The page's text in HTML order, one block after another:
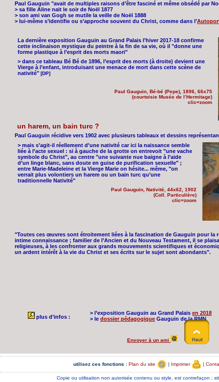
Paul Gauguin "avait de multiples raisons d’être fasciné et même obsédé par
> sa fille Aline nait le soir de Noël 1877
> son ami van Gogh se mutile la veille de Noël 1888
> lui-même s’identifie ou s’approche souvent du Christ, comme dans l’
La dernière exposition Gauguin au Grand Palais l’hiver 2017-18 confirme
cette inclinaison mystique du peintre à la fin de sa vie, où il "donne une
forme plastique à l’esprit des morts maori"
> dans ce tableau Bé Bé de 1896, l’esprit des morts (à droite) devient une
Vierge à l’enfant, introduisant une menace de mort dans cette scène de
nativité" [DP]
Paul Gauguin, Bé-bé (Pepe), 1896, 66x75
(courtoisie Musée de l’Hermitage)
clic=zoom
un harem, un bain turc ?
Paul Gauguin récidive vers 1902 avec plusieurs tableaux et dessins
> mais s’agit-il réellement d’une nativité car ici la naissance semble
liée à l’acte sexuel : si à gauche de la grotte on entrevoit "une vache
symbole du Christ", au centre "une suivante nue baigne à l’aide
d’un linge blanc, sans doute en guise de purification sexuelle" ;
entre Marie-Madeleine et la Vierge Marie on hésite... même, "on
verrait plus volontiers un harem ou un bain turc qu’une
traditionnelle Nativité"
Paul Gauguin, Nativité, 44x62, 1902
(Coll. Particulière)
clic=zoom
"Toutes ces œuvres sont étroitement liées à la fascination de Gauguin pour la
intime connaissance ; familier de l’Ancien et du Nouveau Testament, il se
religieuses, à les confronter aux grands mouvements scientifiques et
un ardent intérêt à la vie du Christ et ses écrits sur le sujet sont abondants".
plus d’infos :
> l’exposition Gauguin au Grand Palais en 2018
> le dossier pédagogique Gauguin de la RMN
Envoyer à un ami
utilisez ces fonctions : Plan du site | Imprimer |
Copie ou utilisation non autorisée contenu ou style, est contrefaçon ;